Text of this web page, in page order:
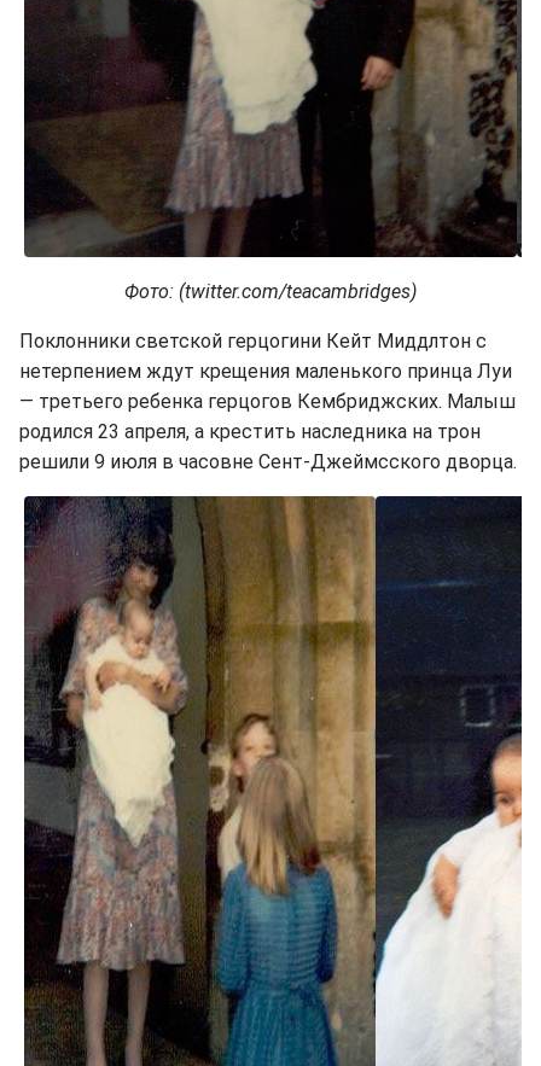
Фото: (twitter.com/teacambridges)
Поклонники светской герцогини Кейт Миддлтон с
нетерпением ждут крещения маленького принца Луи
— третьего ребенка герцогов Кембриджских. Малыш
родился 23 апреля, а крестить наследника на трон
решили 9 июля в часовне Сент-Джеймсского дворца.